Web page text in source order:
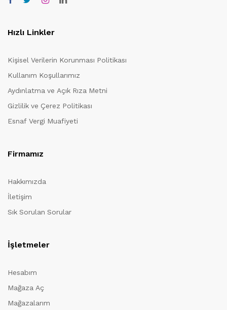
Hızlı Linkler
Kişisel Verilerin Korunması Politikası
Kullanım Koşullarımız
Aydınlatma ve Açık Rıza Metni
Gizlilik ve Çerez Politikası
Esnaf Vergi Muafiyeti
Firmamız
Hakkımızda
İletişim
Sık Sorulan Sorular
İşletmeler
Hesabım
Mağaza Aç
Mağazalarım